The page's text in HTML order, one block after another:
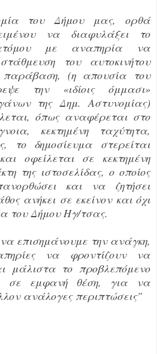
του Δήμου μας, ορθά
να διαφυλάξει το
με αναπηρία να
του αυτοκινήτου
παράβαση, (η απουσία του
την «ιδίοις όμμασι»
της Δημ. Αστυνομίας)
όπως αναφέρεται στο
κεκτημένη ταχύτητα,
το δημοσίευμα στερείται
και οφείλεται σε κεκτημένη
της ιστοσελίδας, ο οποίος
και να ζητήσει
ανήκει σε εκείνον και όχι
του Δήμου Ηγ/τσας.
επισημάνουμε την ανάγκη,
να φροντίζουν να
μάλιστα το προβλεπόμενο
σε εμφανή θέση, για να
ανάλογες περιπτώσεις"